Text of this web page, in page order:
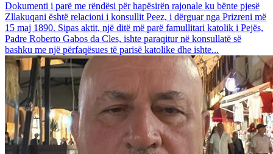
Dokumenti i parë me rëndësi për hapësirën rajonale ku bënte pjesë
Zllakuqani është relacioni i konsullit Peez, i dërguar nga Prizreni më
15 maj 1890. Sipas aktit, një ditë më parë famullitari katolik i Pejës,
Padre Roberto Gabos da Cles, ishte paraqitur në konsullatë së
bashku me një përfaqësues të parisë katolike dhe ishte...